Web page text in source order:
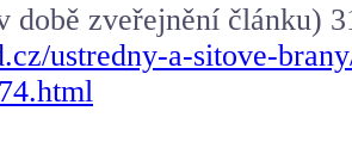
době zveřejnění článku)
ustredny-a-sitove-